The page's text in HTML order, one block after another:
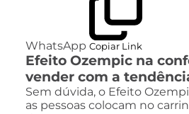
WhatsApp Copiar Link
Efeito Ozempic na
vender com a
Sem dúvida, o Efeito
as pessoas colocam no